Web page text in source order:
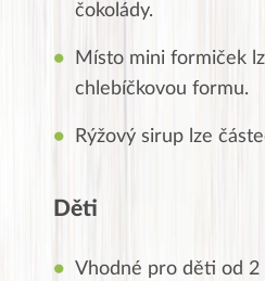
čokolády.
Místo mini formiček
chlebíčkovou formu.
Rýžový sirup lze
Děti
Vhodné pro děti od 2